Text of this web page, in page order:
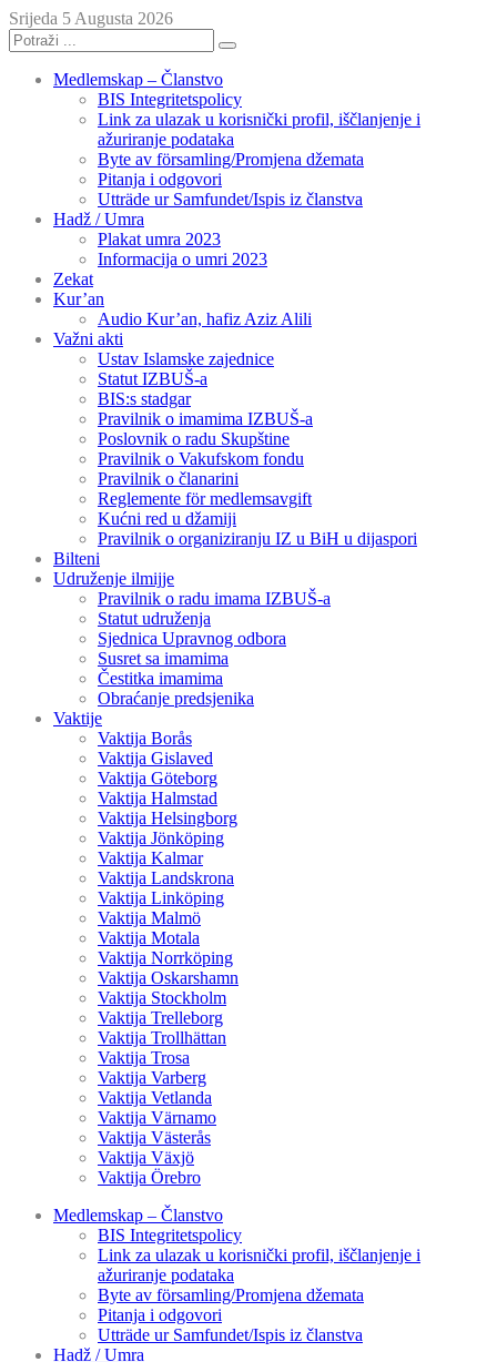
Srijeda 5 Augusta 2026
Medlemskap – Članstvo
BIS Integritetspolicy
Link za ulazak u korisnički profil, iščlanjenje i
ažuriranje podataka
Byte av församling/Promjena džemata
Pitanja i odgovori
Utträde ur Samfundet/Ispis iz članstva
Hadž / Umra
Plakat umra 2023
Informacija o umri 2023
Zekat
Kur’an
Audio Kur’an, hafiz Aziz Alili
Važni akti
Ustav Islamske zajednice
Statut IZBUŠ-a
BIS:s stadgar
Pravilnik o imamima IZBUŠ-a
Poslovnik o radu Skupštine
Pravilnik o Vakufskom fondu
Pravilnik o članarini
Reglemente för medlemsavgift
Kućni red u džamiji
Pravilnik o organiziranju IZ u BiH u dijaspori
Bilteni
Udruženje ilmijje
Pravilnik o radu imama IZBUŠ-a
Statut udruženja
Sjednica Upravnog odbora
Susret sa imamima
Čestitka imamima
Obraćanje predsjenika
Vaktije
Vaktija Borås
Vaktija Gislaved
Vaktija Göteborg
Vaktija Halmstad
Vaktija Helsingborg
Vaktija Jönköping
Vaktija Kalmar
Vaktija Landskrona
Vaktija Linköping
Vaktija Malmö
Vaktija Motala
Vaktija Norrköping
Vaktija Oskarshamn
Vaktija Stockholm
Vaktija Trelleborg
Vaktija Trollhättan
Vaktija Trosa
Vaktija Varberg
Vaktija Vetlanda
Vaktija Värnamo
Vaktija Västerås
Vaktija Växjö
Vaktija Örebro
Medlemskap – Članstvo
BIS Integritetspolicy
Link za ulazak u korisnički profil, iščlanjenje i
ažuriranje podataka
Byte av församling/Promjena džemata
Pitanja i odgovori
Utträde ur Samfundet/Ispis iz članstva
Hadž / Umra